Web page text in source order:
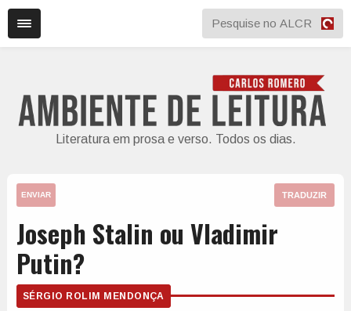
Literatura em prosa e verso. Todos os dias.
ENVIAR TRADUZIR
Joseph Stalin ou Vladimir
Putin?
SÉRGIO ROLIM MENDONÇA